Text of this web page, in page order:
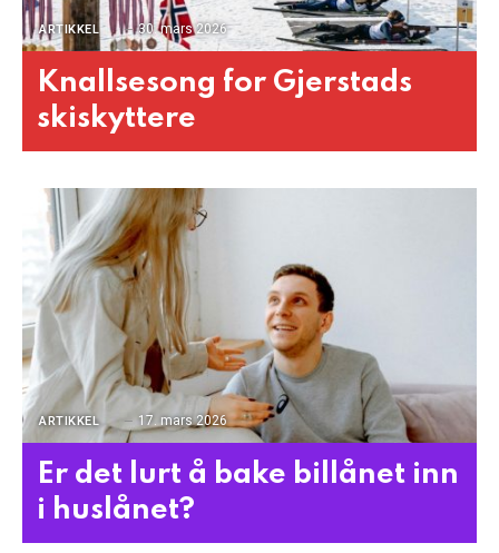
ARTIKKEL 30. mars 2026
Knallsesong for Gjerstads
skiskyttere
ARTIKKEL 17. mars 2026
Er det lurt å bake billånet inn
i huslånet?